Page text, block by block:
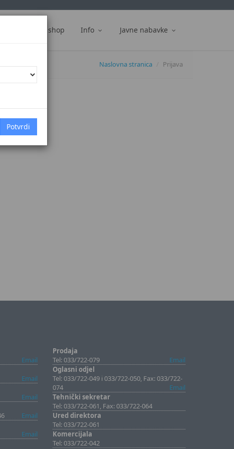
Web shop Info Javne nabavke
Naslovna stranica Prijava
Email
Email
Email
Email
Email
Prodaja
Tel: 033/722-079
Email
Oglasni odjel
Tel: 033/722-049 i 033/722-050, Fax: 033/722-
074
Email
Tehnički sekretar
Tel: 033/722-061, Fax: 033/722-064
Ured direktora
Tel: 033/722-061
Komercijala
Tel: 033/722-042